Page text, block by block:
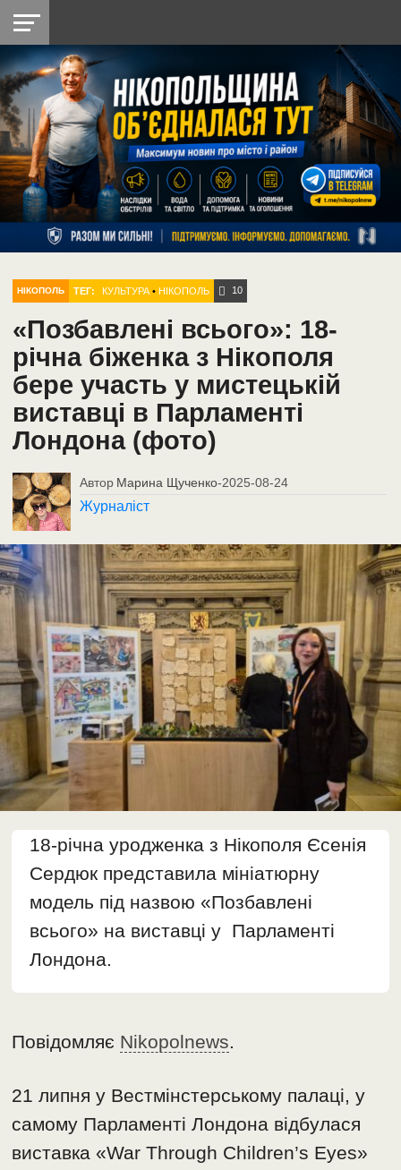
НІКОПОЛЬ
РАЙОН
СІЧЕСЛАВСЬКА
УКРАЇНА
РЕТРО
НІКОПОЛЬ
ЛАЙТ
УКРАЇНА
ДОПОМОГА
РАДІО
НІКОПОЛЬ ТЕГ: КУЛЬТУРА •НІКОПОЛЬ 10
«Позбавлені всього»: 18-
річна біженка з Нікополя
бере участь у мистецькій
виставці в Парламенті
Лондона (фото)
Автор Марина Щученко-2025-08-24
Журналіст
18-річна уродженка з Нікополя Єсенія
Сердюк представила мініатюрну
модель під назвою «Позбавлені
всього» на виставці у Парламенті
Лондона.
Повідомляє Nikopolnews.
21 липня у Вестмінстерському палаці, у
самому Парламенті Лондона відбулася
виставка «War Through Children’s Eyes»